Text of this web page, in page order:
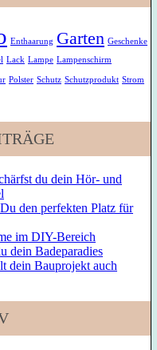
Enthaarung Garten Geschenke
Lack Lampe Lampenschirm
Polster Schutz Schutzprodukt Strom
du dein Hör- und
den perfekten Platz für
im DIY-Bereich
dein Badeparadies
dein Bauprojekt auch